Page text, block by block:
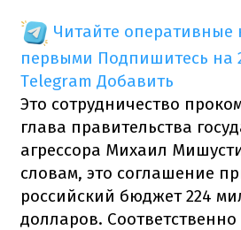
Читайте оперативные
первыми Подпишитесь на
Telegram Добавить
Это сотрудничество
глава правительства
агрессора Михаил
словам, это соглашение
российский бюджет 224
долларов.